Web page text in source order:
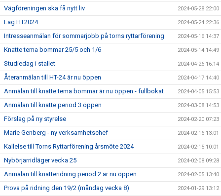
Vägföreningen ska få nytt liv 2024-05-28 22:00
Lag HT2024 2024-05-24 22:36
Intresseanmälan för sommarjobb på torns ryttarförening 2024-05-16 14:37
Knatte tema bommar 25/5 och 1/6 2024-05-14 14:49
Studiedag i stallet 2024-04-26 16:14
Återanmälan till HT-24 är nu öppen 2024-04-17 14:40
Anmälan till knatte tema bommar är nu öppen - fullbokat 2024-04-05 15:53
Anmälan till knatte period 3 öppen 2024-03-08 14:53
Förslag på ny styrelse 2024-02-20 07:23
Marie Genberg - ny verksamhetschef 2024-02-16 13:01
Kallelse till Torns Ryttarförening årsmöte 2024 2024-02-15 10:01
Nybörjarridläger vecka 25 2024-02-08 09:28
Anmälan till knatteridning period 2 är nu öppen 2024-02-05 13:40
Prova på ridning den 19/2 (måndag vecka 8) 2024-01-29 13:12